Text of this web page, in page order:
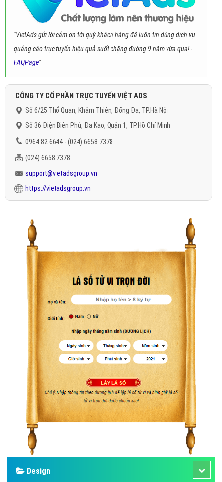
"VietAds gửi lời cảm ơn tới quý khách hàng đã luôn tin dùng dịch vụ
quảng cáo trực tuyến hiệu quả suốt chặng đường 9 năm vừa qua! -
FAQPage"
CÔNG TY CỔ PHẦN TRỰC TUYẾN VIỆT ADS
Số 6/25 Thổ Quan, Khâm Thiên, Đống Đa, TP.Hà Nội
Số 36 Điện Biên Phủ, Đa Kao, Quận 1, TP.Hồ Chí Minh
0964 82 6644 - (024) 6658 7378
(024) 6658 7378
support@vietadsgroup.vn
https://vietadsgroup.vn
Design